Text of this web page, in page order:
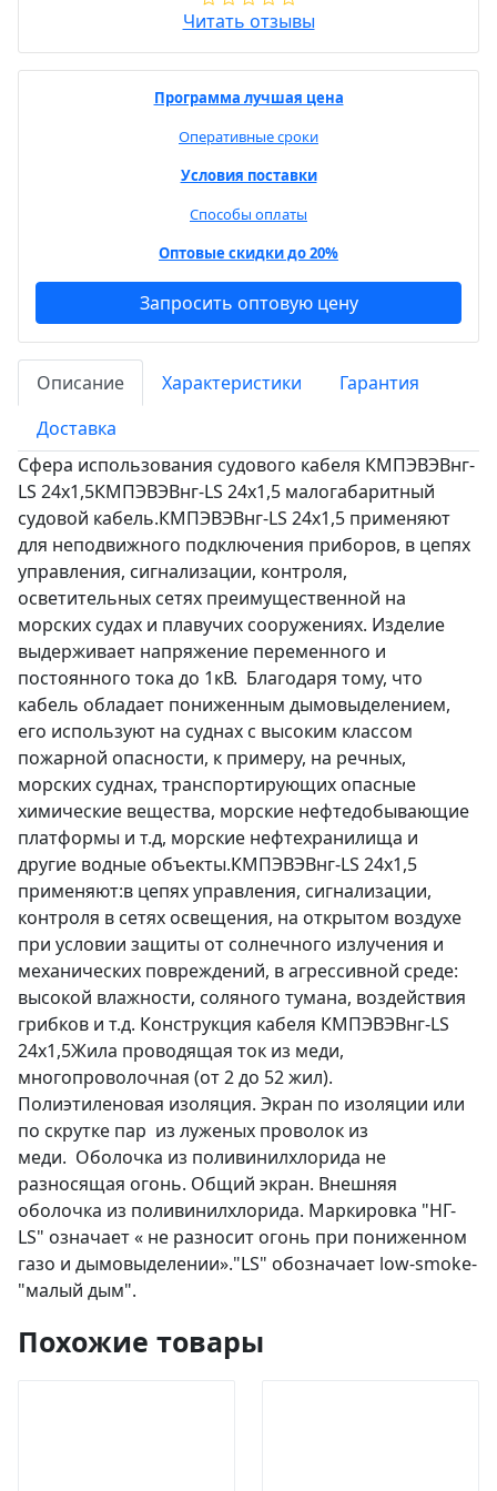
Читать отзывы
Программа лучшая цена
Оперативные сроки
Условия поставки
Способы оплаты
Оптовые скидки до 20%
Запросить оптовую цену
Описание Характеристики
Гарантия
Доставка
Сфера использования судового кабеля КМПЭВЭВнг-
LS 24х1,5КМПЭВЭВнг-LS 24х1,5 малогабаритный
судовой кабель.КМПЭВЭВнг-LS 24х1,5 применяют
для неподвижного подключения приборов, в цепях
управления, сигнализации, контроля,
осветительных сетях преимущественной на
морских судах и плавучих сооружениях. Изделие
выдерживает напряжение переменного и
постоянного тока до 1кВ. Благодаря тому, что
кабель обладает пониженным дымовыделением,
его используют на суднах с высоким классом
пожарной опасности, к примеру, на речных,
морских суднах, транспортирующих опасные
химические вещества, морские нефтедобывающие
платформы и т.д, морские нефтехранилища и
другие водные объекты.КМПЭВЭВнг-LS 24х1,5
применяют:в цепях управления, сигнализации,
контроля в сетях освещения, на открытом воздухе
при условии защиты от солнечного излучения и
механических повреждений, в агрессивной среде:
высокой влажности, соляного тумана, воздействия
грибков и т.д. Конструкция кабеля КМПЭВЭВнг-LS
24х1,5Жила проводящая ток из меди,
многопроволочная (от 2 до 52 жил).
Полиэтиленовая изоляция. Экран по изоляции или
по скрутке пар из луженых проволок из
меди. Оболочка из поливинилхлорида не
разносящая огонь. Общий экран. Внешняя
оболочка из поливинилхлорида. Маркировка "НГ-
LS" означает « не разносит огонь при пониженном
газо и дымовыделении»."LS" обозначает low-smoke-
"малый дым".
Похожие товары